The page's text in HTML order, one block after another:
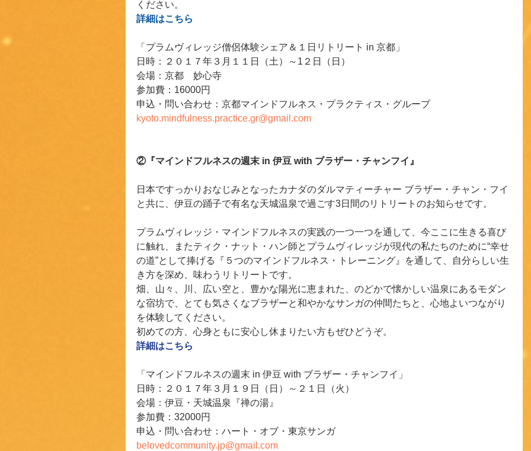
ください。
詳細はこちら
「プラムヴィレッジ僧侶体験シェア＆１日リトリート in 京都」
日時：２０１７年３月１１日（土）～1２日（日）
会場：京都　妙心寺
参加費：16000円
申込・問い合わせ：京都マインドフルネス・プラクティス・グループ
kyoto.mindfulness.practice.gr@gmail.com
②『マインドフルネスの週末 in 伊豆 with ブラザー・チャンフイ』
日本ですっかりおなじみとなったカナダのダルマティーチャー ブラザー・チャン・フイ
と共に、伊豆の踊子で有名な天城温泉で過ごす3日間のリトリートのお知らせです。
プラムヴィレッジ・マインドフルネスの実践の一つ一つを通して、今ここに生きる喜び
に触れ、またティク・ナット・ハン師とプラムヴィレッジが現代の私たちのために“幸せ
の道”として捧げる『５つのマインドフルネス・トレーニング』を通して、自分らしい生
き方を深め、味わうリトリートです。
畑、山々、川、広い空と、豊かな陽光に恵まれた、のどかで懐かしい温泉にあるモダン
な宿坊で、とても気さくなブラザーと和やかなサンガの仲間たちと、心地よいつながり
を体験してください。
初めての方、心身ともに安心し休まりたい方もぜひどうぞ。
詳細はこちら
「マインドフルネスの週末 in 伊豆 with ブラザー・チャンフイ」
日時：２０１７年３月１９日（日）～２１日（火）
会場：伊豆・天城温泉『禅の湯』
参加費：32000円
申込・問い合わせ：ハート・オブ・東京サンガ
belovedcommunity.jp@gmail.com